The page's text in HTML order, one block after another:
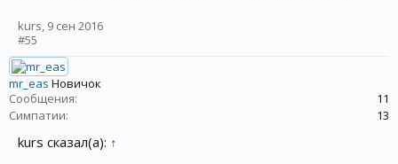
kurs, 9 сен 2016
#55
mr_eas Новичок
Сообщения:
11
Симпатии:
13
kurs сказал(а): ↑